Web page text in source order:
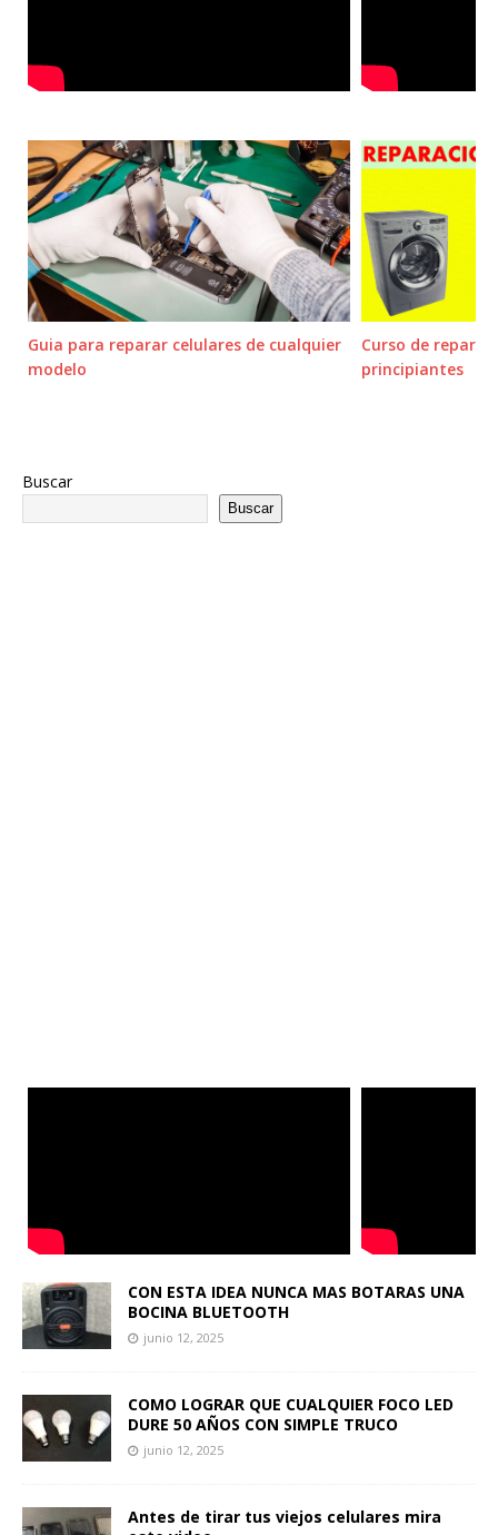
Guia para reparar celulares de cualquier
modelo
Curso de
principiantes
Buscar
Buscar
CON ESTA IDEA NUNCA MAS BOTARAS UNA
BOCINA BLUETOOTH
junio 12, 2025
COMO LOGRAR QUE CUALQUIER FOCO LED
DURE 50 AÑOS CON SIMPLE TRUCO
junio 12, 2025
Antes de tirar tus viejos celulares mira